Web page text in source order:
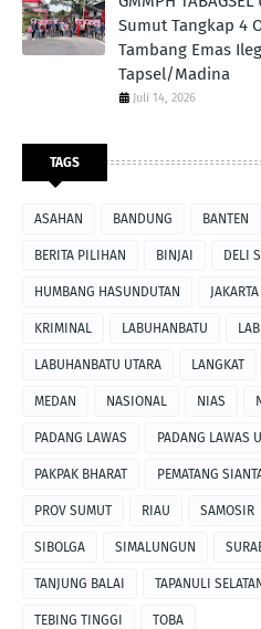
Sumut Tangkap 4
Tambang Emas
Tapsel/Madina
Juli 14, 2026
TAGS
ASAHAN BANDUNG BANTEN
BERITA PILIHAN BINJAI DELI
HUMBANG HASUNDUTAN JAKARTA
KRIMINAL LABUHANBATU
LABUHANBATU UTARA LANGKAT
MEDAN NASIONAL NIAS
PADANG LAWAS PADANG LAWAS
PAKPAK BHARAT PEMATANG
PROV SUMUT RIAU SAMOSIR
SIBOLGA SIMALUNGUN
TANJUNG BALAI TAPANULI
TEBING TINGGI TOBA